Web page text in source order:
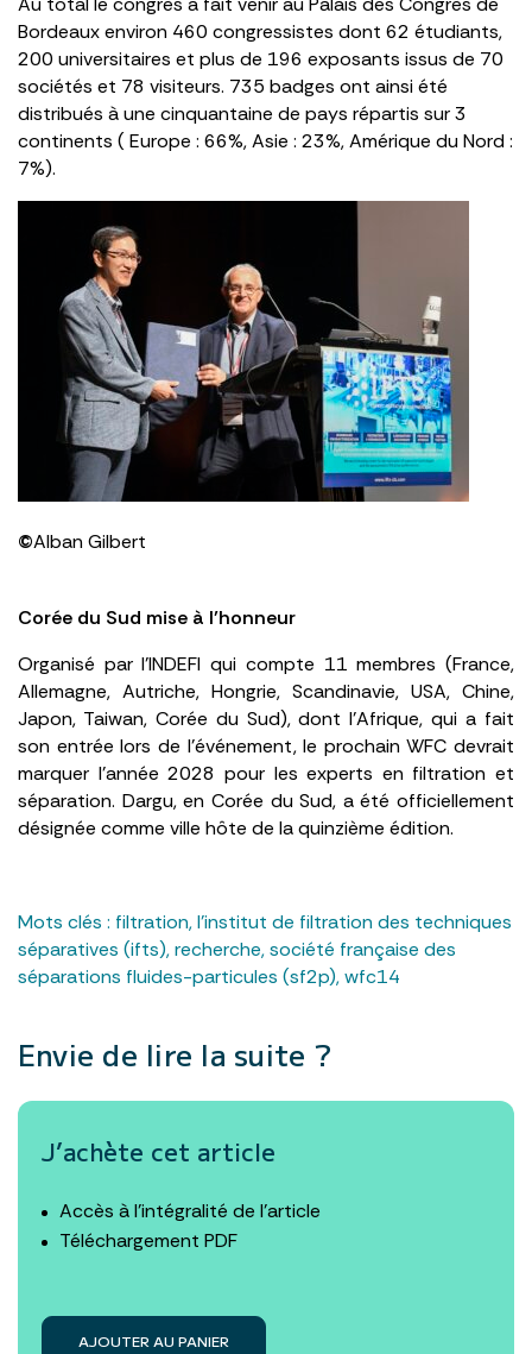
Bordeaux environ 460 congressistes dont 62 étudiants,
200 universitaires et plus de 196 exposants issus de 70
sociétés et 78 visiteurs. 735 badges ont ainsi été
distribués à une cinquantaine de pays répartis sur 3
continents ( Europe : 66%, Asie : 23%, Amérique du Nord :
7%).
©Alban Gilbert
Corée du Sud mise à l’honneur
Organisé par l’INDEFI qui compte 11 membres (France,
Allemagne, Autriche, Hongrie, Scandinavie, USA, Chine,
Japon, Taiwan, Corée du Sud), dont l’Afrique, qui a fait
son entrée lors de l’événement, le prochain WFC devrait
marquer l’année 2028 pour les experts en filtration et
séparation. Dargu, en Corée du Sud, a été officiellement
désignée comme ville hôte de la quinzième édition.
Mots clés : filtration,l’institut de filtration des techniques
séparatives (ifts),recherche,société française des
séparations fluides-particules (sf2p),wfc14
Envie de lire la suite ?
J’achète cet article
Accès à l’intégralité de l’article
Téléchargement PDF
AJOUTER AU PANIER